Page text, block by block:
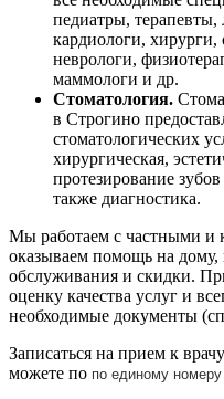
педиатры, терапевты,
кардиологи, хирурги,
неврологи,
маммологи и др.
Стоматология.
в Строгино
стоматологических
хирургическая,
протезирование
также диагностика.
Мы работаем с частными и
оказываем помощь на
обслуживания и скидки.
оценку качества услуг и
необходимые документы
Записаться на прием к
можете по по единому